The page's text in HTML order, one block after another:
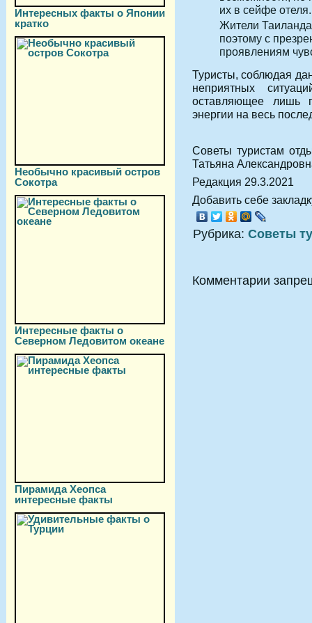
Интересных факты о Японии
кратко
Необычно красивый остров
Сокотра
Интересные факты о
Северном Ледовитом океане
Пирамида Хеопса
интересные факты
их в сейфе отеля.
Жители
поэтому с
проявлениям
Туристы, соблюдая
неприятных
оставляющее лишь
энергии на весь
Советы туристам
Татьяна
Редакция 29.3.2021
Добавить себе
Рубрика: Советы
Комментарии